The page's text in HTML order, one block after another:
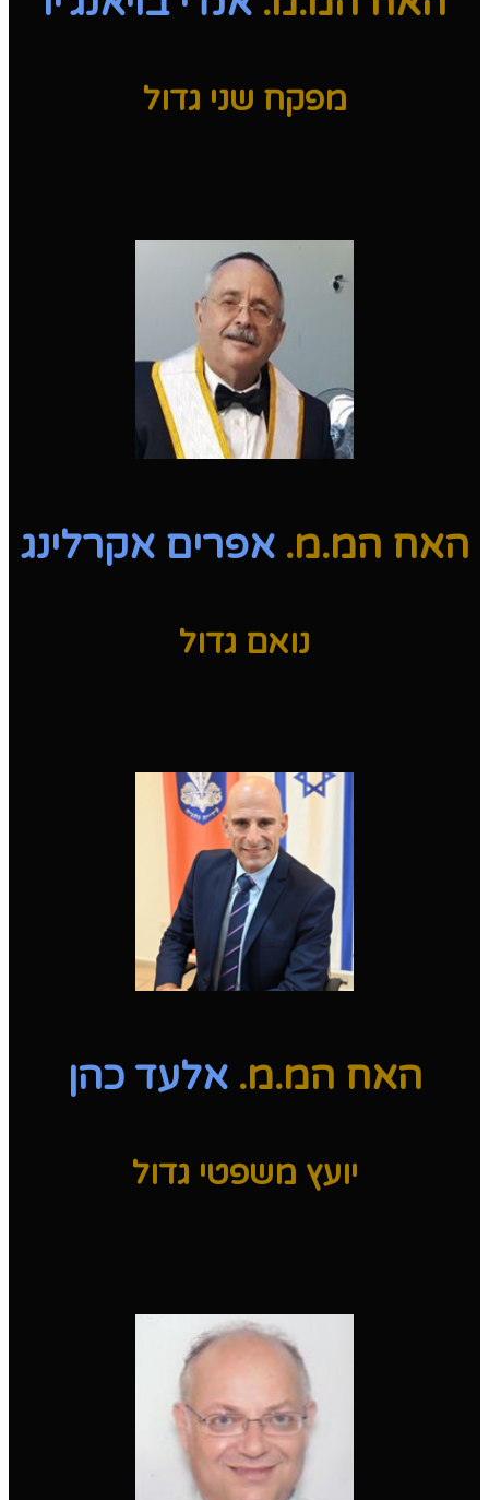
מפקח שני גדול
האח המ.מ.אפרים אקרלינג
נואם גדול
האח המ.מ.אלעד כהן
יועץ משפטי גדול